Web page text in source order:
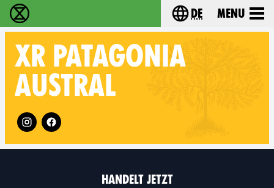
extinction rebellion - Home Choose your
de Menu
XR PATAGONIA
AUSTRAL
Follow XR Patagonia Austral on
HANDELT JETZT